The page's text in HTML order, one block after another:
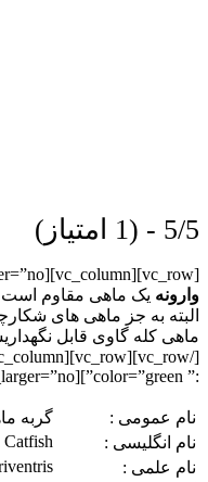
5/5 - (1 امتیاز)
[vc_row][vc_column][vc_column_text text_larger=”no”]
وارونه یک ماهی مقاوم است
البته به جز ماهی های
:” color=”green”][vc_column_text text_larger=”no”]
نام عمومی :
گربه
نام انگلیسی :
نام علمی :